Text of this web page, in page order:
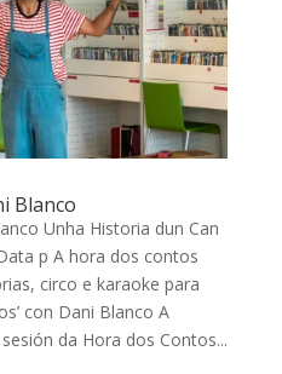
Blanco
Unha Historia dun Can
p A hora dos contos
circo e karaoke para
con Dani Blanco A
da Hora dos Contos...